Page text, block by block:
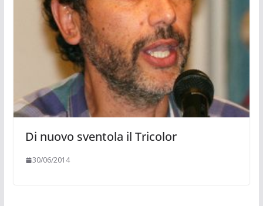
Di nuovo sventola il Tricolor
30/06/2014